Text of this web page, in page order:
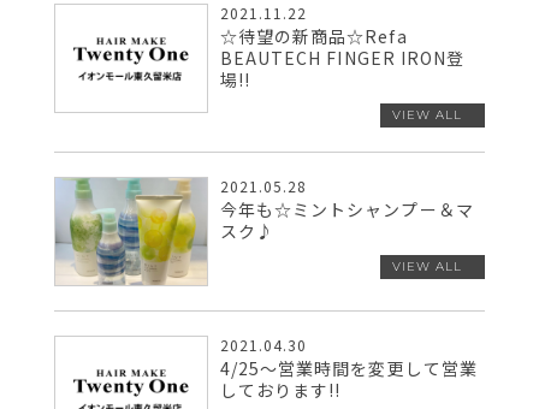
2021.11.22
☆待望の新商品☆Refa
BEAUTECH FINGER IRON登
場!!
2021.05.28
今年も☆ミントシャンプー＆マ
スク♪
2021.04.30
4/25～営業時間を変更して営業
しております!!